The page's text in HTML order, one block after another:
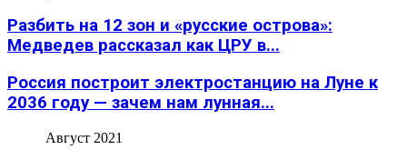
Разбить на 12 зон и «русские острова»:
Медведев рассказал как ЦРУ в...
Россия построит электростанцию на Луне к
2036 году — зачем нам лунная...
Август 2021